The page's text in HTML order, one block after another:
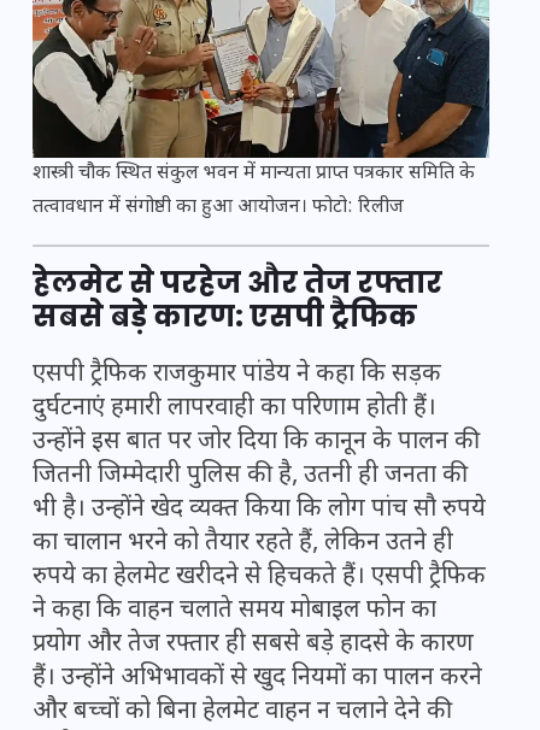
शास्त्री चौक स्थित संकुल भवन में मान्यता प्राप्त पत्रकार समिति के
तत्वावधान में संगोष्ठी का हुआ आयोजन। फोटो: रिलीज
हेलमेट से परहेज और तेज रफ्तार
सबसे बड़े कारण: एसपी ट्रैफिक
एसपी ट्रैफिक राजकुमार पांडेय ने कहा कि सड़क
दुर्घटनाएं हमारी लापरवाही का परिणाम होती हैं।
उन्होंने इस बात पर जोर दिया कि कानून के पालन की
जितनी जिम्मेदारी पुलिस की है, उतनी ही जनता की
भी है। उन्होंने खेद व्यक्त किया कि लोग पांच सौ रुपये
का चालान भरने को तैयार रहते हैं, लेकिन उतने ही
रुपये का हेलमेट खरीदने से हिचकते हैं। एसपी ट्रैफिक
ने कहा कि वाहन चलाते समय मोबाइल फोन का
प्रयोग और तेज रफ्तार ही सबसे बड़े हादसे के कारण
हैं। उन्होंने अभिभावकों से खुद नियमों का पालन करने
और बच्चों को बिना हेलमेट वाहन न चलाने देने की